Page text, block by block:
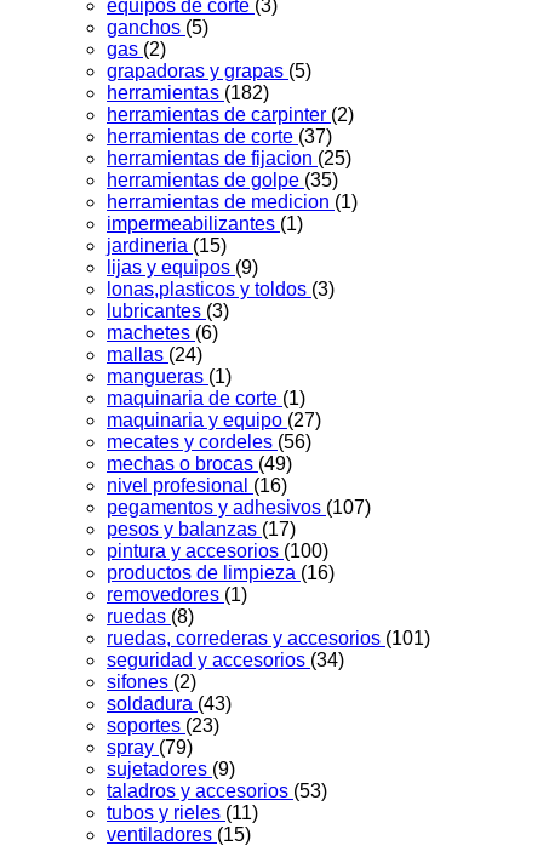
equipos de corte (3)
ganchos (5)
gas (2)
grapadoras y grapas (5)
herramientas (182)
herramientas de carpinter (2)
herramientas de corte (37)
herramientas de fijacion (25)
herramientas de golpe (35)
herramientas de medicion (1)
impermeabilizantes (1)
jardineria (15)
lijas y equipos (9)
lonas,plasticos y toldos (3)
lubricantes (3)
machetes (6)
mallas (24)
mangueras (1)
maquinaria de corte (1)
maquinaria y equipo (27)
mecates y cordeles (56)
mechas o brocas (49)
nivel profesional (16)
pegamentos y adhesivos (107)
pesos y balanzas (17)
pintura y accesorios (100)
productos de limpieza (16)
removedores (1)
ruedas (8)
ruedas, correderas y accesorios (101)
seguridad y accesorios (34)
sifones (2)
soldadura (43)
soportes (23)
spray (79)
sujetadores (9)
taladros y accesorios (53)
tubos y rieles (11)
ventiladores (15)